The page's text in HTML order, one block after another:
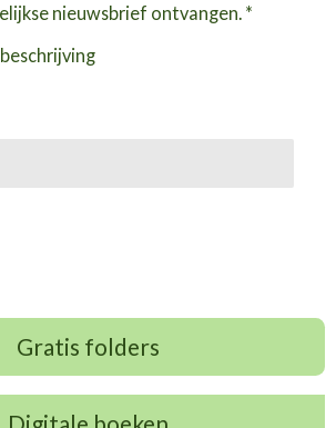
nieuwsbrief ontvangen. *
Gratis folders